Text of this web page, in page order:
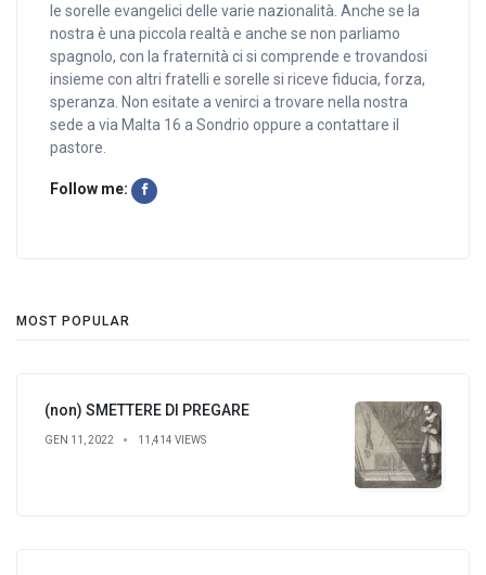
le sorelle evangelici delle varie nazionalità. Anche se la
nostra è una piccola realtà e anche se non parliamo
spagnolo, con la fraternità ci si comprende e trovandosi
insieme con altri fratelli e sorelle si riceve fiducia, forza,
speranza. Non esitate a venirci a trovare nella nostra
sede a via Malta 16 a Sondrio oppure a contattare il
pastore.
Follow me:
MOST POPULAR
(non) SMETTERE DI PREGARE
GEN 11, 2022 11,414 VIEWS